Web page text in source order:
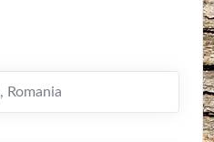
, Romania